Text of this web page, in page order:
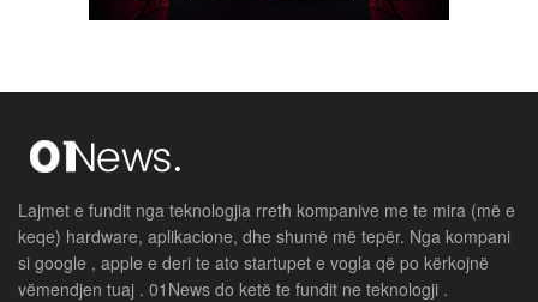
Lajmet e fundit nga teknologjia rreth kompanive me te mira (më e
keqe) hardware, aplikacione, dhe shumë më tepër. Nga kompani
si google , apple e deri te ato startupet e vogla që po kërkojnë
vëmendjen tuaj . 01News do ketë te fundit ne teknologji .